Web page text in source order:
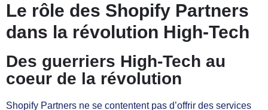
Le rôle des Shopify Partners
dans la révolution High-Tech
Des guerriers High-Tech au
coeur de la révolution
Shopify Partners ne se contentent pas d’offrir des services